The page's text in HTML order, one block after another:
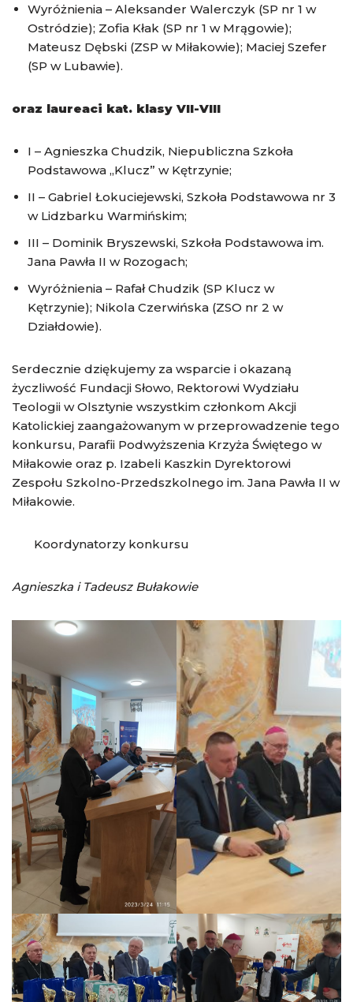
Wyróżnienia – Aleksander Walerczyk (SP nr 1 w
Ostródzie); Zofia Kłak (SP nr 1 w Mrągowie);
Mateusz Dębski (ZSP w Miłakowie); Maciej Szefer
(SP w Lubawie).
oraz laureaci kat. klasy VII-VIII
I – Agnieszka Chudzik, Niepubliczna Szkoła
Podstawowa „Klucz” w Kętrzynie;
II – Gabriel Łokuciejewski, Szkoła Podstawowa nr 3
w Lidzbarku Warmińskim;
III – Dominik Bryszewski, Szkoła Podstawowa im.
Jana Pawła II w Rozogach;
Wyróżnienia – Rafał Chudzik (SP Klucz w
Kętrzynie); Nikola Czerwińska (ZSO nr 2 w
Działdowie).
Serdecznie dziękujemy za wsparcie i okazaną
życzliwość Fundacji Słowo, Rektorowi Wydziału
Teologii w Olsztynie wszystkim członkom Akcji
Katolickiej zaangażowanym w przeprowadzenie tego
konkursu, Parafii Podwyższenia Krzyża Świętego w
Miłakowie oraz p. Izabeli Kaszkin Dyrektorowi
Zespołu Szkolno-Przedszkolnego im. Jana Pawła II w
Miłakowie.
Koordynatorzy konkursu
Agnieszka i Tadeusz Bułakowie